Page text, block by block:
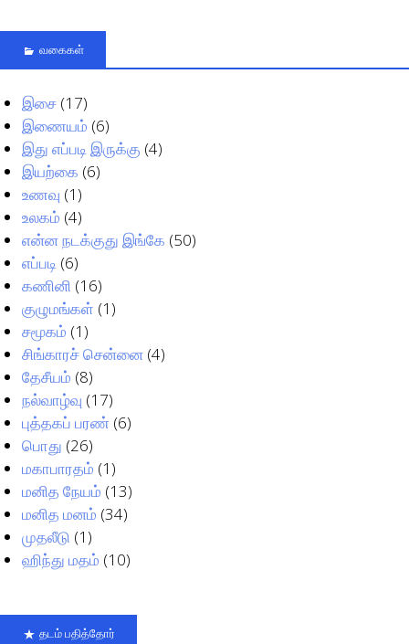
வகைகள்
இசை (17)
இணையம் (6)
இது எப்படி இருக்கு (4)
இயற்கை (6)
உணவு (1)
உலகம் (4)
என்ன நடக்குது இங்கே (50)
எப்படி (6)
கணினி (16)
குழுமங்கள் (1)
சமூகம் (1)
சிங்காரச் சென்னை (4)
தேசீயம் (8)
நல்வாழ்வு (17)
புத்தகப் பரண் (6)
பொது (26)
மகாபாரதம் (1)
மனித நேயம் (13)
மனித மனம் (34)
முதலீடு (1)
ஹிந்து மதம் (10)
தடம் பதித்தோர்